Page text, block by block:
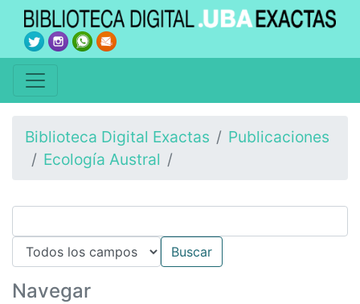
Biblioteca Digital Exactas
Publicaciones
Ecología Austral
Navegar